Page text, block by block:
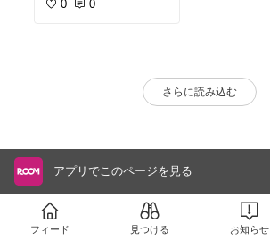
0 0
さらに読み込む
アプリでこのページを見る
フィード 見つける お知らせ